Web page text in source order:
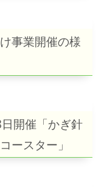
事業開催の様
日開催「かぎ針
ースター」